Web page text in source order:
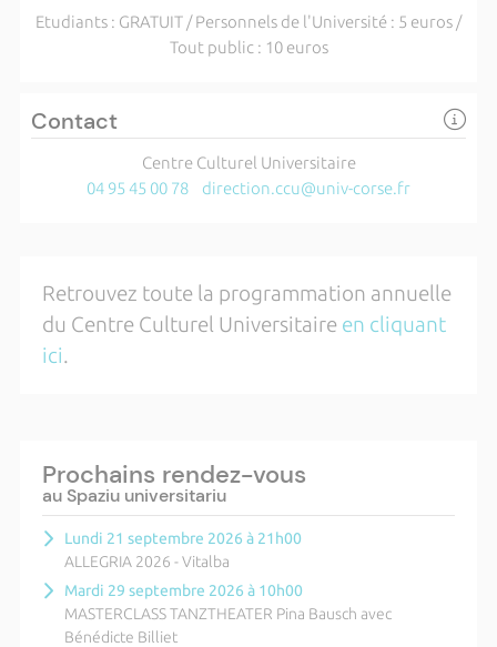
Etudiants : GRATUIT / Personnels de l'Université : 5 euros /
Tout public : 10 euros
Contact
Centre Culturel Universitaire
04 95 45 00 78
direction.ccu@univ-corse.fr
Retrouvez toute la programmation annuelle
du Centre Culturel Universitaire en cliquant
ici.
Prochains rendez-vous
au Spaziu universitariu
Lundi 21 septembre 2026 à 21h00
ALLEGRIA 2026 - Vitalba
Mardi 29 septembre 2026 à 10h00
MASTERCLASS TANZTHEATER Pina Bausch avec
Bénédicte Billiet